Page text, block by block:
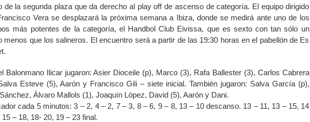
de la segunda plaza que da derecho al play off de ascenso de categoría. El equipo dirigido
Vera se desplazará la próxima semana a Ibiza, donde se medirá ante uno de los
más potentes de la categoría, el Handbol Club Eivissa, que es sexto con tan sólo un
menos que los salineros. El encuentro será a partir de las 19:30 horas en el pabellón de Es
Balonmano Ilicar jugaron: Asier Dioceile (p), Marco (3), Rafa Ballester (3), Carlos Cabrera
Esteve (5), Aarón y Francisco Gili – siete inicial. También jugaron: Salva García (p),
Álvaro Mallols (1), Joaquín López, David (5), Aarón y Dani.
cada 5 minutos: 3 – 2, 4 – 2, 7 – 3, 8 – 6, 9 – 8, 13 – 10 descanso. 13 – 11, 13 – 15, 14
15 – 18, 18- 20, 19 – 23 final.